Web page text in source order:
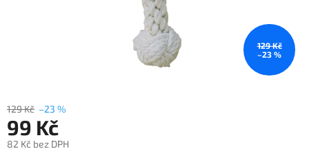
129 Kč
–23 %
129 Kč –23 %
99 Kč
82 Kč bez DPH